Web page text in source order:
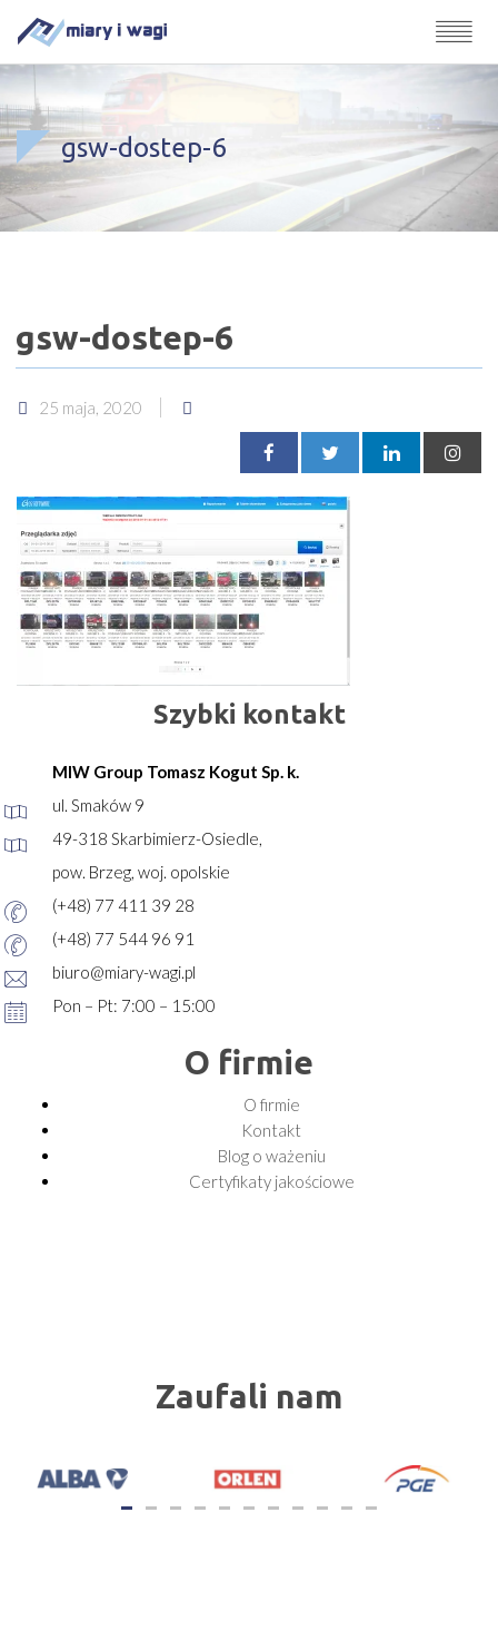
gsw-dostep-6
gsw-dostep-6
25 maja, 2020
Szybki kontakt
MIW Group Tomasz Kogut Sp. k.
ul. Smaków 9
49-318 Skarbimierz-Osiedle,
pow. Brzeg, woj. opolskie
(+48) 77 411 39 28
(+48) 77 544 96 91
biuro@miary-wagi.pl
Pon – Pt: 7:00 – 15:00
O firmie
O firmie
Kontakt
Blog o ważeniu
Certyfikaty jakościowe
Zaufali nam